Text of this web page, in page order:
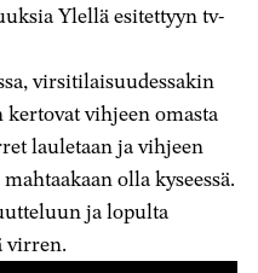
Ylellä esitettyyn tv-
virsitilaisuudessakin
vihjeen omasta
lauletaan ja vihjeen
olla kyseessä.
ja lopulta
virren.